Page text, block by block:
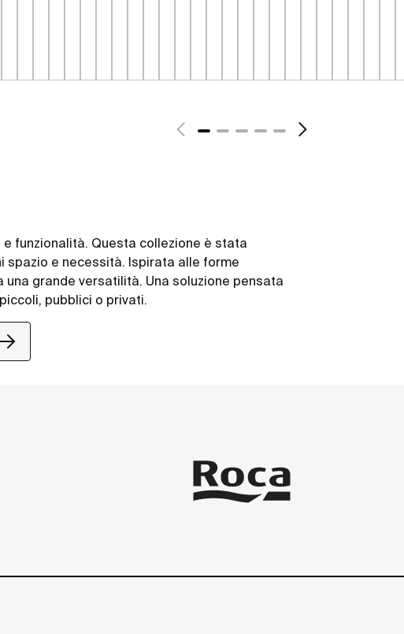
funzionalità. Questa collezione è stata
spazio e necessità. Ispirata alle forme
grande versatilità. Una soluzione pensata
pubblici o privati.